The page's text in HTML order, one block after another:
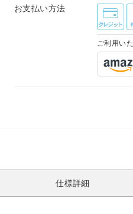
お支払い方法
ご利用い
仕様詳細